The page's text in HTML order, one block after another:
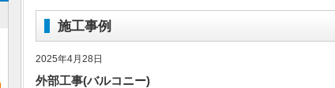
施工事例
2025年4月28日
外部工事(バルコニー)